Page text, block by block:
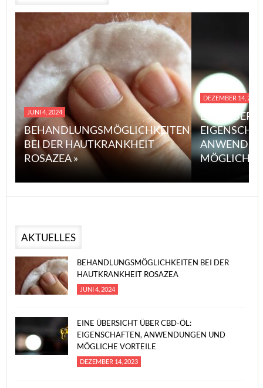
JUNI 4, 2024
BEHANDLUNGSMÖGLICHKEITEN
BEI DER HAUTKRANKHEIT
ROSAZEA »
DEZEMBER 14, 2023
EINE
MÖGLICHE
AKTUELLES
BEHANDLUNGSMÖGLICHKEITEN BEI DER
HAUTKRANKHEIT ROSAZEA
JUNI 4, 2024
EINE ÜBERSICHT ÜBER CBD-ÖL:
EIGENSCHAFTEN, ANWENDUNGEN UND
MÖGLICHE VORTEILE
DEZEMBER 14, 2023